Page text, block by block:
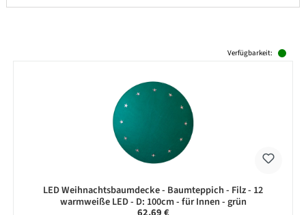
Verfügbarkeit:
LED Weihnachtsbaumdecke - Baumteppich - Filz - 12
warmweiße LED - D: 100cm - für Innen - grün